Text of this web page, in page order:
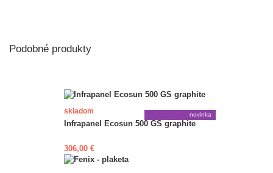
Podobné produkty
skladom
Infrapanel Ecosun 500 GS graphite
306,00 €
novinka